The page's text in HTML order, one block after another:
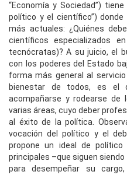
“Economía y Sociedad”)
político y el científico”)
más actuales: ¿Quiénes
científicos especializados
tecnócratas)? A su juicio, el
con los poderes del Estado
forma más general al
bienestar de todos, es el
acompañarse y rodearse de
varias áreas, cuyo deber
al éxito de la política.
vocación del político y el
propone un ideal de
principales –que siguen
para desempeñar su